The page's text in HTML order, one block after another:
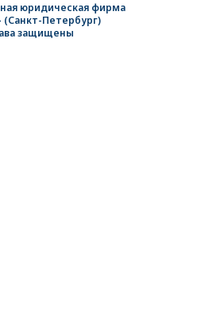
юридическая фирма
(Санкт-Петербург)
защищены